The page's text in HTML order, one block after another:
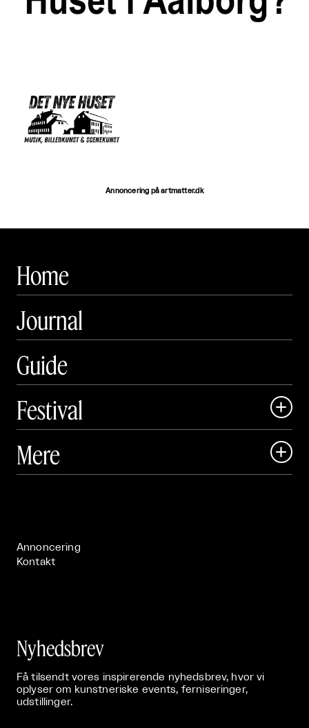
Annoncering på artmatter.dk
Home
Journal
Guide
Festival

 Art Matter Festival
Mere 
Annoncering
Kontakt
Nyhedsbrev
Få tilsendt vores inspirerende nyhedsbrev, hvor vi
oplyser om kunstneriske events, ferniseringer,
udstillinger.